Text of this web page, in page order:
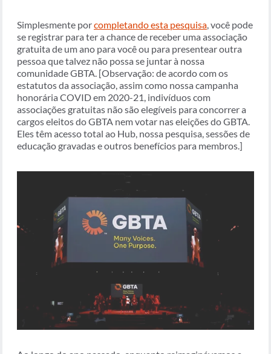
Simplesmente porcompletando esta pesquisa, você pode
se registrar para ter a chance de receber uma associação
gratuita de um ano para você ou para presentear outra
pessoa que talvez não possa se juntar à nossa
comunidade GBTA. [Observação: de acordo com os
estatutos da associação, assim como nossa campanha
honorária COVID em 2020-21, indivíduos com
associações gratuitas não são elegíveis para concorrer a
cargos eleitos do GBTA nem votar nas eleições do GBTA.
Eles têm acesso total ao Hub, nossa pesquisa, sessões de
educação gravadas e outros benefícios para membros.]